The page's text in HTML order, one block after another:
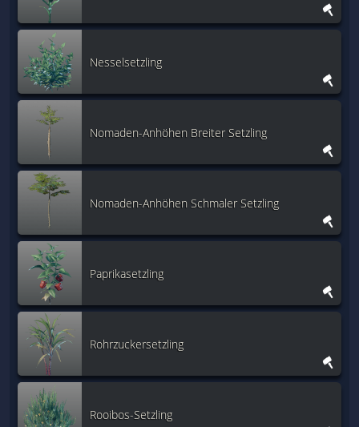
Nesselsetzling
Nomaden-Anhöhen Breiter Setzling
Nomaden-Anhöhen Schmaler Setzling
Paprikasetzling
Rohrzuckersetzling
Rooibos-Setzling